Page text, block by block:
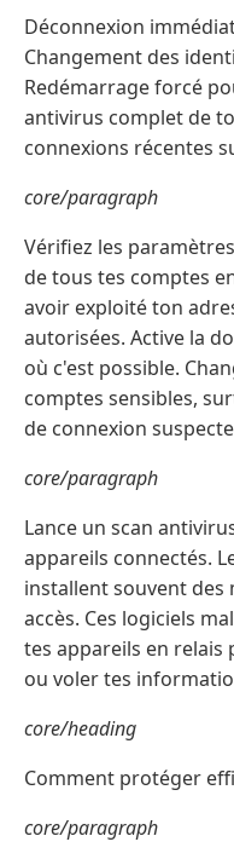
Déconnexion
Changement des
Redémarrage forcé
antivirus complet de
connexions récentes
core/paragraph
Vérifiez les
de tous tes comptes
avoir exploité ton
autorisées. Active la
où c'est possible.
comptes sensibles,
de connexion
core/paragraph
Lance un scan
appareils connectés.
installent souvent
accès. Ces logiciels
tes appareils en relais
ou voler tes
core/heading
Comment protéger
core/paragraph